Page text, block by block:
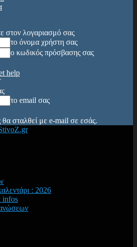
στον λογαριασμό σας
το όνομα χρήστη σας
ο κωδικός πρόσβασης σας
help
το email σας
σταλθεί με e-mail σε εσάς.
: 2026
infos